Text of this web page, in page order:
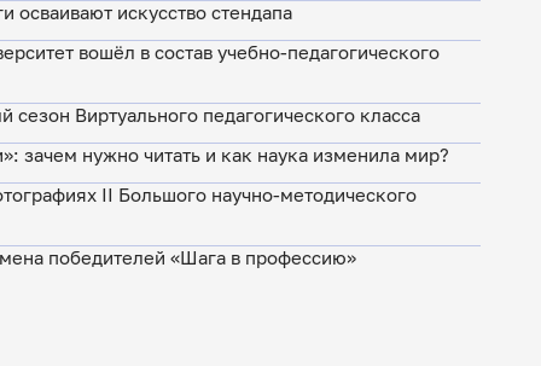
осваивают искусство стендапа
вошёл в состав учебно-педагогического
сезон Виртуального педагогического класса
зачем нужно читать и как наука изменила мир?
II Большого научно-методического
победителей «Шага в профессию»